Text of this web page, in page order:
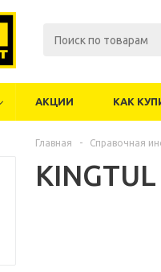
АКЦИИ КАК
Главная - Справочная
KINGTUL